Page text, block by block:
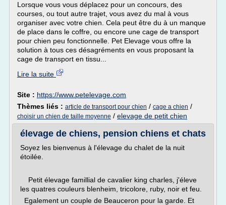
Lorsque vous vous déplacez pour un concours, des
courses, ou tout autre trajet, vous avez du mal à vous
organiser avec votre chien. Cela peut être du à un manque
de place dans le coffre, ou encore une cage de transport
pour chien peu fonctionnelle. Pet Elevage vous offre la
solution à tous ces désagréments en vous proposant la
cage de transport en tissu...
Lire la suite
Site : https://www.petelevage.com
Thèmes liés : article de transport pour chien / cage a chien /
choisir un chien de taille moyenne / elevage de petit chien
élevage de chiens, pension chiens et chats
Soyez les bienvenus à l'élevage du chalet de la nuit
étoilée.
Petit élevage famillial de cavalier king charles, j'éleve
les quatres couleurs blenheim, tricolore, ruby, noir et feu.
Egalement un couple de Beauceron pour la garde. Et